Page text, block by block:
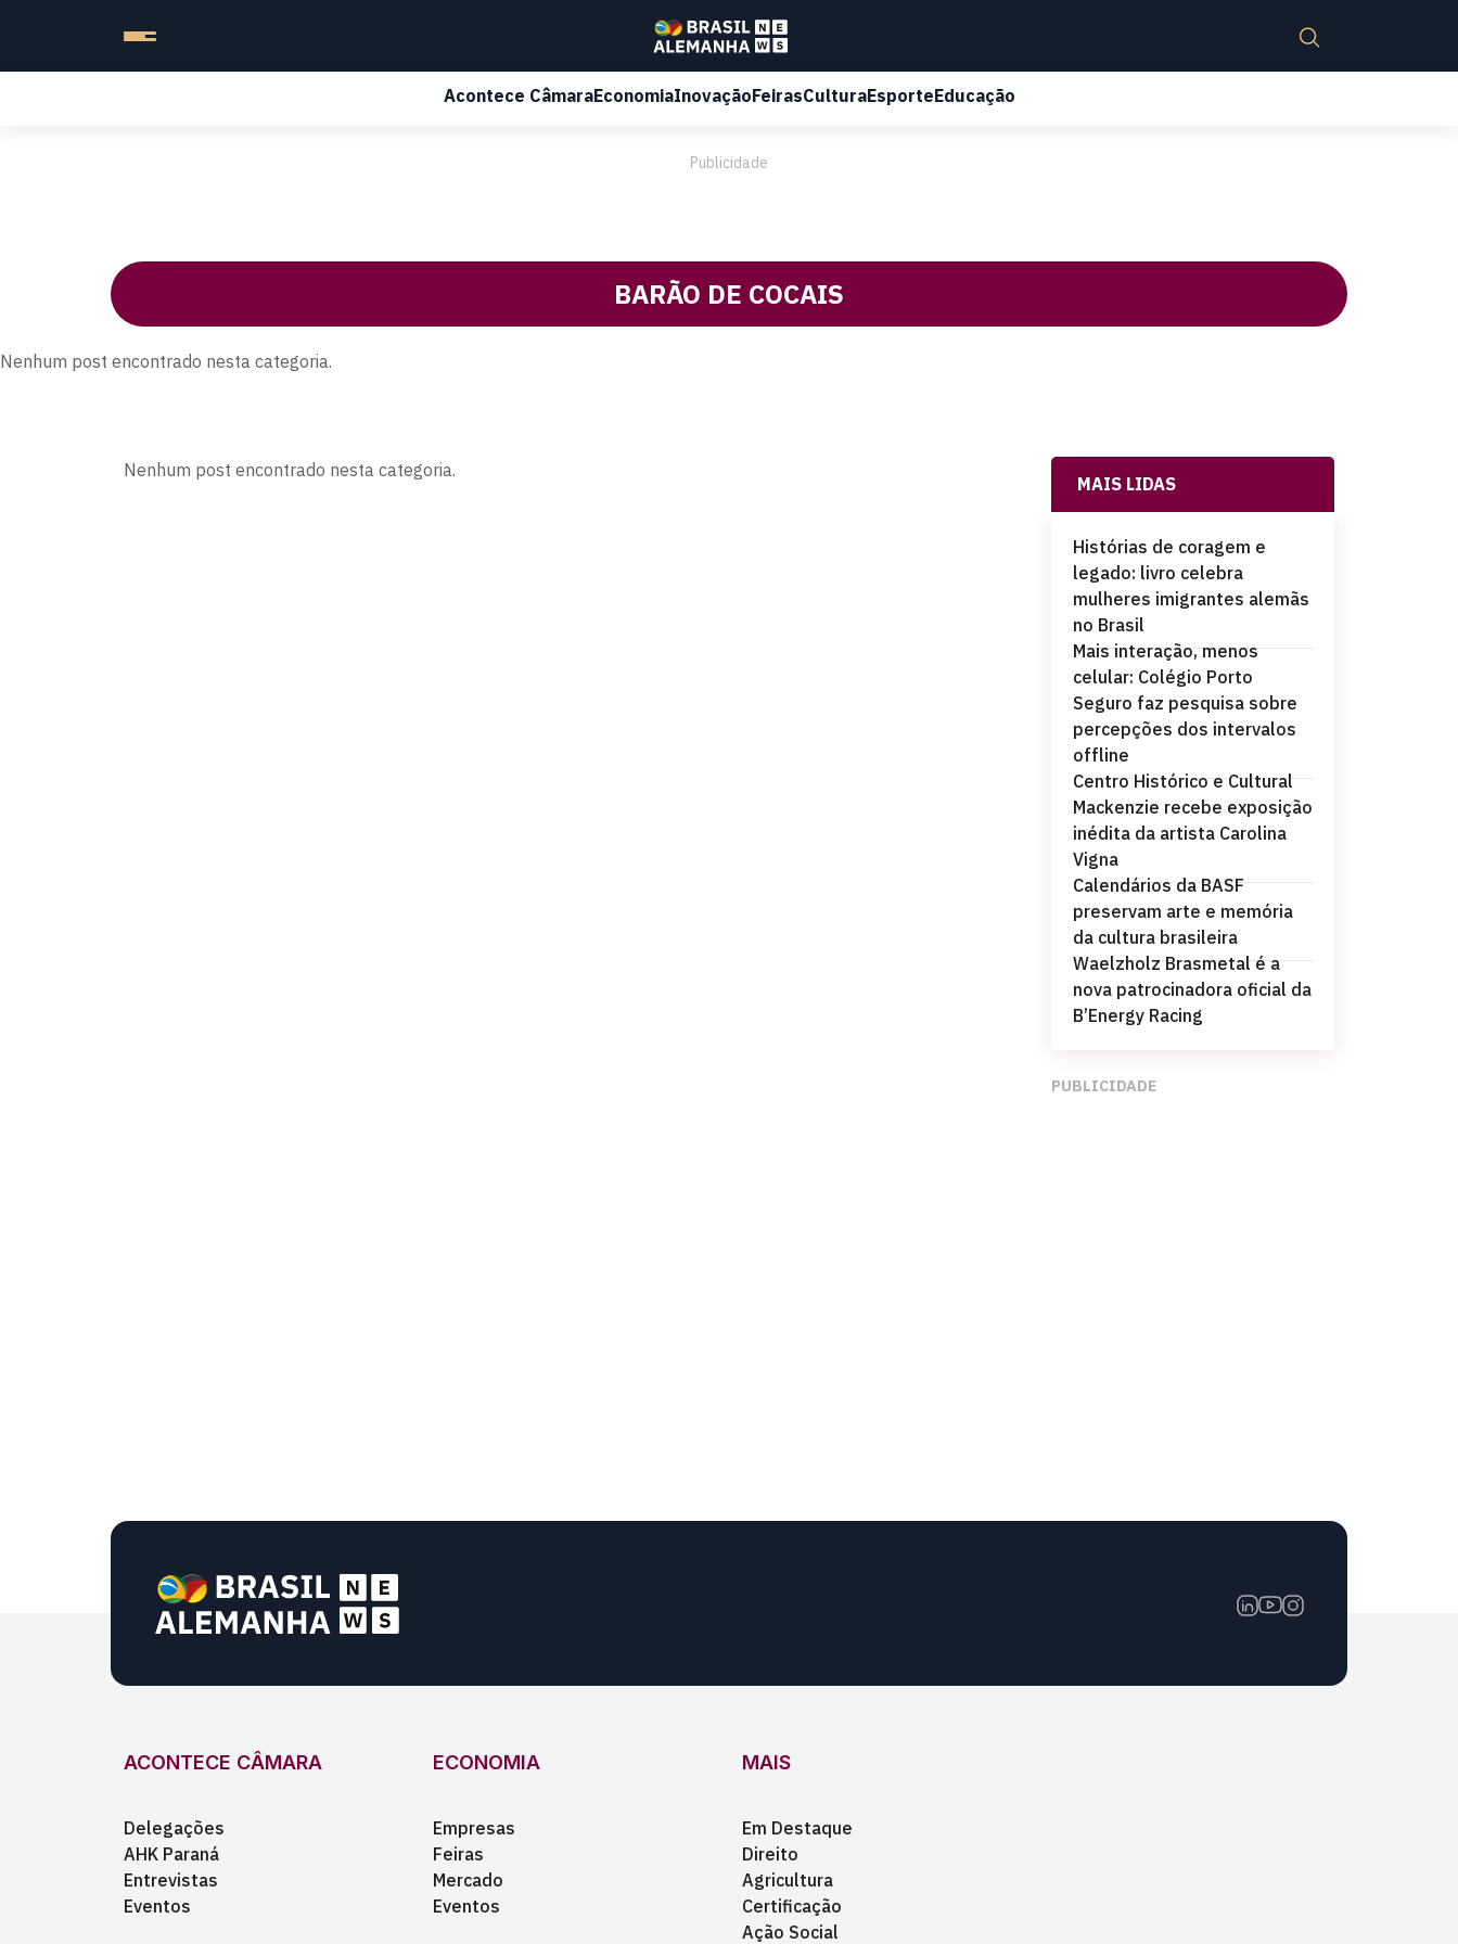
Acontece CâmaraEconomiaInovaçãoFeirasCulturaEsporteEducação
Publicidade
BARÃO DE COCAIS
Nenhum post encontrado nesta categoria.
Nenhum post encontrado nesta categoria.
MAIS LIDAS
Histórias de coragem e
legado: livro celebra
mulheres imigrantes alemãs
no Brasil
Mais interação, menos
celular: Colégio Porto
Seguro faz pesquisa sobre
percepções dos intervalos
offline
Centro Histórico e Cultural
Mackenzie recebe exposição
inédita da artista Carolina
Vigna
Calendários da BASF
preservam arte e memória
da cultura brasileira
Waelzholz Brasmetal é a
nova patrocinadora oficial da
B’Energy Racing
PUBLICIDADE
ACONTECE CÂMARA
Delegações
AHK Paraná
Entrevistas
Eventos
ECONOMIA
Empresas
Feiras
Mercado
Eventos
MAIS
Em Destaque
Direito
Agricultura
Certificação
Ação Social